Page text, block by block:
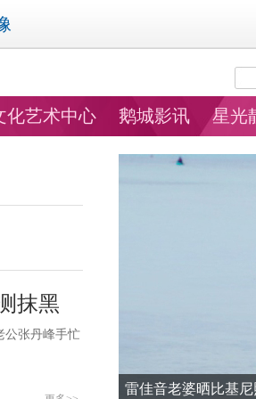
化艺术中心 鹅城影讯 星光
抹黑
公张丹峰手忙